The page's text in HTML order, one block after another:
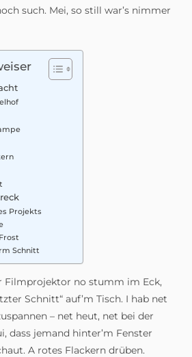
such. Mei, so still war’s nimmer
Projekts
Schnitt
Filmprojektor no stumm im Eck,
Schnitt“ auf’m Tisch. I hab net
– net heut, net bei der
dass jemand hinter’m Fenster
A rotes Flackern drüben.